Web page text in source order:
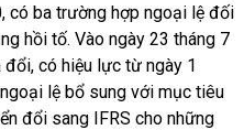
có ba trường hợp ngoại lệ đối
hồi tố. Vào ngày 23 tháng 7
có hiệu lực từ ngày 1
lệ bổ sung với mục tiêu
đổi sang IFRS cho những